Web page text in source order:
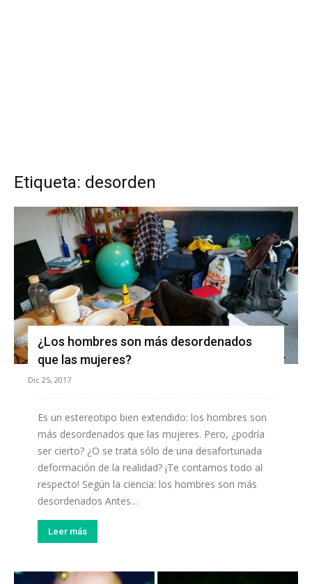
Etiqueta: desorden
¿Los hombres son más desordenados
que las mujeres?
Dic 25, 2017
Es un estereotipo bien extendido: los hombres son
más desordenados que las mujeres. Pero, ¿podría
ser cierto? ¿O se trata sólo de una desafortunada
deformación de la realidad? ¡Te contamos todo al
respecto! Según la ciencia: los hombres son más
desordenados Antes...
Leer más